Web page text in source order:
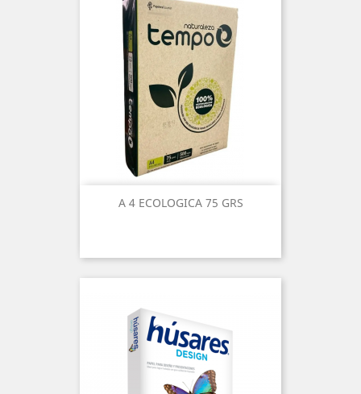
A 4 ECOLOGICA 75 GRS